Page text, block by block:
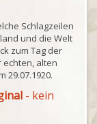
Schlagzeilen
und die Welt
zum Tag der
echten, alten
29.07.1920.
- kein